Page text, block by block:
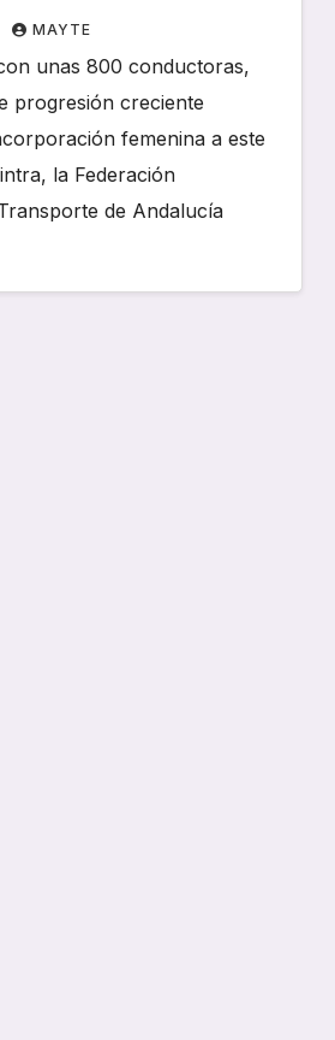
MAYTE
unas 800 conductoras,
progresión creciente
femenina a este
la Federación
de Andalucía